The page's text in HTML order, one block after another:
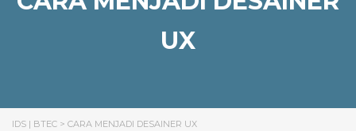
UX
IDS | BTEC > CARA MENJADI DESAINER UX